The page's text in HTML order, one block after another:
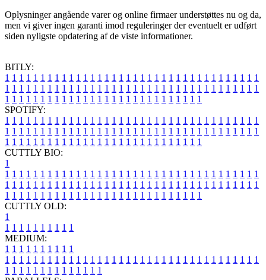
Oplysninger angående varer og online firmaer understøttes nu og da,
men vi giver ingen garanti imod reguleringer der eventuelt er udført
siden nyligste opdatering af de viste informationer.
BITLY:
1 1 1 1 1 1 1 1 1 1 1 1 1 1 1 1 1 1 1 1 1 1 1 1 1 1 1 1 1 1 1 1 1 1 1 1
1 1 1 1 1 1 1 1 1 1 1 1 1 1 1 1 1 1 1 1 1 1 1 1 1 1 1 1 1 1 1 1 1 1 1 1
1 1 1 1 1 1 1 1 1 1 1 1 1 1 1 1 1 1 1 1 1 1 1 1 1 1 1 1
SPOTIFY:
1 1 1 1 1 1 1 1 1 1 1 1 1 1 1 1 1 1 1 1 1 1 1 1 1 1 1 1 1 1 1 1 1 1 1 1
1 1 1 1 1 1 1 1 1 1 1 1 1 1 1 1 1 1 1 1 1 1 1 1 1 1 1 1 1 1 1 1 1 1 1 1
1 1 1 1 1 1 1 1 1 1 1 1 1 1 1 1 1 1 1 1 1 1 1 1 1 1 1 1
CUTTLY BIO:
1
1 1 1 1 1 1 1 1 1 1 1 1 1 1 1 1 1 1 1 1 1 1 1 1 1 1 1 1 1 1 1 1 1 1 1 1
1 1 1 1 1 1 1 1 1 1 1 1 1 1 1 1 1 1 1 1 1 1 1 1 1 1 1 1 1 1 1 1 1 1 1 1
1 1 1 1 1 1 1 1 1 1 1 1 1 1 1 1 1 1 1 1 1 1 1 1 1 1 1 1
CUTTLY OLD:
1
1 1 1 1 1 1 1 1 1 1
MEDIUM:
1 1 1 1 1 1 1 1 1 1
1 1 1 1 1 1 1 1 1 1 1 1 1 1 1 1 1 1 1 1 1 1 1 1 1 1 1 1 1 1 1 1 1 1 1 1
1 1 1 1 1 1 1 1 1 1 1 1 1 1